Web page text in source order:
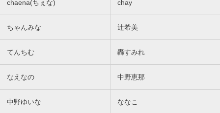
chaena(ちぇな) chay
ちゃんみな 辻希美
てんちむ 轟すみれ
なえなの 中野恵那
中野ゆいな ななこ